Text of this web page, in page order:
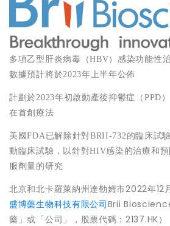
多項乙型肝炎病毒（HBV）感染功能性
數據預計將於2023年上半年公佈
計劃於2023年初啟動產後抑鬱症（PPD
在首創療法
美國FDA已解除針對BRII-732的臨床試
動臨床試驗，以針對HIV感染的治療和
服劑量的研究
北京和北卡羅萊納州達勒姆市2022年12
盛博藥生物科技有限公司Brii
藥」或「公司」，股票代碼：2137.HK